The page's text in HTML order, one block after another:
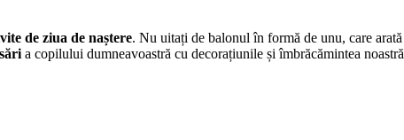
de ziua de naștere. Nu uitați de balonul în formă de unu, care
a copilului dumneavoastră cu decorațiunile și îmbrăcămintea